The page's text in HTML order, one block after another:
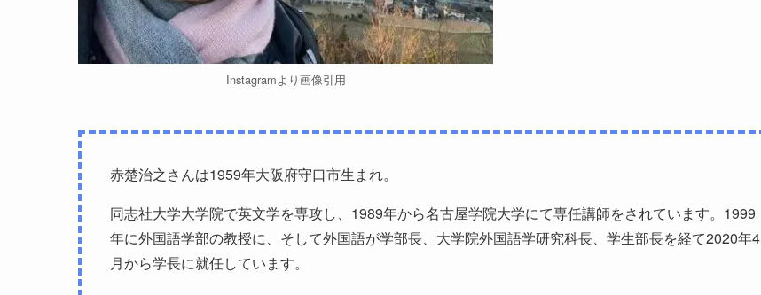
Instagramより画像引用
赤楚治之さんは1959年大阪府守口市生まれ。
同志社大学大学院で英文学を専攻し、1989年から名古屋学院大学にて専任講師をされています。1999
年に外国語学部の教授に、そして外国語が学部長、大学院外国語学研究科長、学生部長を経て2020年4
月から学長に就任しています。